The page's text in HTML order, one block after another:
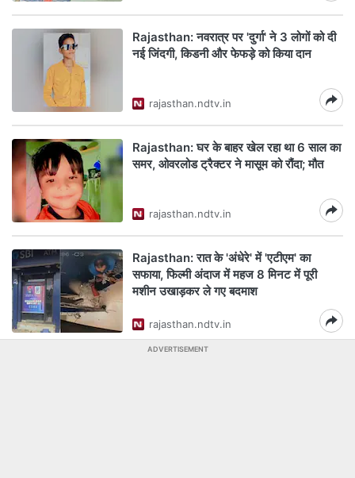
Rajasthan: नवरात्र पर 'दुर्गा' ने 3 लोगों को दी
नई जिंदगी, किडनी और फेफड़े को किया दान
rajasthan.ndtv.in
Rajasthan: घर के बाहर खेल रहा था 6 साल का
समर, ओवरलोड ट्रैक्टर ने मासूम को रौंदा; मौत
rajasthan.ndtv.in
Rajasthan: रात के 'अंधेरे' में 'एटीएम' का
सफाया, फिल्मी अंदाज में महज 8 मिनट में पूरी
मशीन उखाड़कर ले गए बदमाश
rajasthan.ndtv.in
ADVERTISEMENT